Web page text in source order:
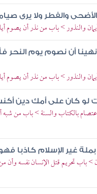
والفطر ولا يرى
والنذور > باب من نذر أن يصوم
ونهينا أن نصوم يوم النحر
والنذور > باب من نذر أن يصوم
لو كان على أمك دين
بالكتاب والسنة > باب من شبه
غير الإسلام كاذبا
تحريم قتل الإنسان نفسه وأن